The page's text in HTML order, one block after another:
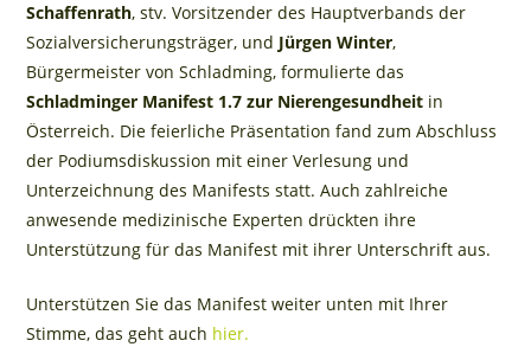
Schaffenrath, stv. Vorsitzender des Hauptverbands der
Sozialversicherungsträger, und Jürgen Winter,
Bürgermeister von Schladming, formulierte das
Schladminger Manifest 1.7 zur Nierengesundheit in
Österreich. Die feierliche Präsentation fand zum Abschluss
der Podiumsdiskussion mit einer Verlesung und
Unterzeichnung des Manifests statt. Auch zahlreiche
anwesende medizinische Experten drückten ihre
Unterstützung für das Manifest mit ihrer Unterschrift aus.
Unterstützen Sie das Manifest weiter unten mit Ihrer
Stimme, das geht auch hier.